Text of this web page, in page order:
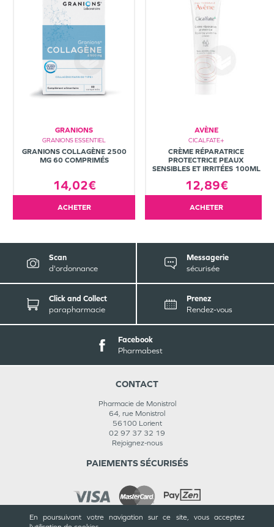
En poursuivant votre navigation sur ce site, vous acceptez
GRANIONS
GRANIONS ESSENTIEL
GRANIONS COLLAGÈNE 2500
MG 60 COMPRIMÉS
14,02€
ACHETER
AVÈNE
CICALFATE+
CRÈME RÉPARATRICE
PROTECTRICE PEAUX
SENSIBLES ET IRRITÉES 100ML
12,89€
ACHETER
Scan
d'ordonnance
Messagerie
sécurisée
Click and Collect
parapharmacie
Prenez
Rendez-vous
Facebook
Pharmabest
CONTACT
Pharmacie de Monistrol
64, rue Monistrol
56100 Lorient
02 97 37 32 19
Rejoignez-nous
PAIEMENTS SÉCURISÉS